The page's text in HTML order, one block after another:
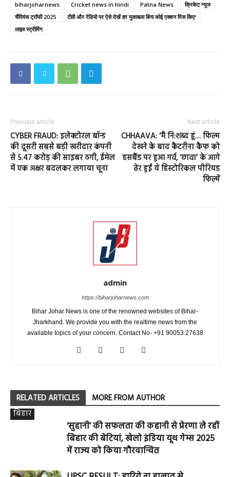
biharjoharnews
Cricket news in hindi Patna News
क्रिकेट न्यूज
चैंपियंस ट्रॉफी 2025
टीवी और रेडियो पर ऐसे देखें हर मुकाबला बिना कोई एक्शन मिस किए!
लाइव स्ट्रीमिंग
Previous article
CYBER FRAUD: इलेक्टोरल बॉन्ड
की दूसरी सबसे बड़ी खरीदार कंपनी
से 5.47 करोड़ की साइबर ठगी, ईमेल
में एक अक्षर बदलकर लगाया चूना
Next article
CHHAAVA: ‘मैं नि:शब्द हूं… फिल्म
देखने के बाद कैटरीना कैफ को
हसबैंड पर हुआ गर्व, ‘छावा’ के आगे
ढेर हुईं ये हिस्टोरिकल पीरियड
फिल्में
admin
https://biharjoharnews.com
Bihar Johar News is one of the renowned websites of Bihar-
Jharkhand. We provide you with the realtime news from the
available topics of your concern. Contact No- +91 90053 27638
RELATED ARTICLES
MORE FROM AUTHOR
बिहार
‘सुहानी’ की सफलता की कहानी से प्रेरणा ले रहीं
बिहार की बेटियां, खेलो इंडिया यूथ गेम्स 2025
में राज्य को किया गौरवान्वित